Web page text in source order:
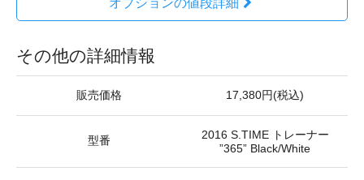
オプションの値段詳細
その他の詳細情報
販売価格 17,380円(税込)
型番
2016 S.TIME トレーナー
”365” Black/White